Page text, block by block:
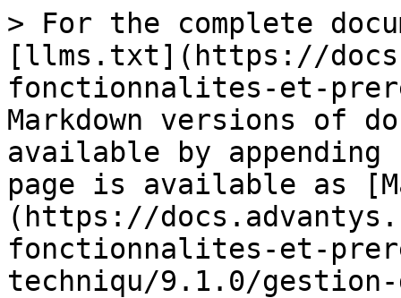
> For the complete
[llms.txt](https://
fonctionnalites-et-
Markdown versions of
available by
page is available as
(https://
fonctionnalites-et-
techniqu/9.1.0/gestion-